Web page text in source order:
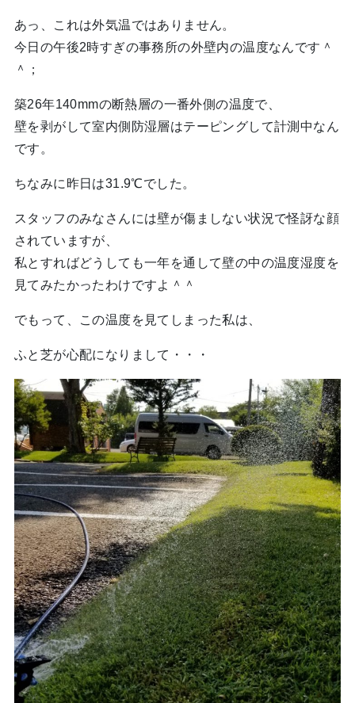
あっ、これは外気温ではありません。
今日の午後2時すぎの事務所の外壁内の温度なんです＾
＾；
築26年140mmの断熱層の一番外側の温度で、
壁を剥がして室内側防湿層はテーピングして計測中なん
です。
ちなみに昨日は31.9℃でした。
スタッフのみなさんには壁が傷ましない状況で怪訝な顔
されていますが、
私とすればどうしても一年を通して壁の中の温度湿度を
見てみたかったわけですよ＾＾
でもって、この温度を見てしまった私は、
ふと芝が心配になりまして・・・